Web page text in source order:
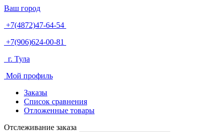
Ваш город
+7(4872)47-64-54
+7(906)624-00-81
г. Тула
Мой профиль
Заказы
Список сравнения
Отложенные товары
Отслеживание заказа